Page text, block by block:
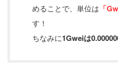
めることで、単位は 「
す！
ちなみに1Gweiは